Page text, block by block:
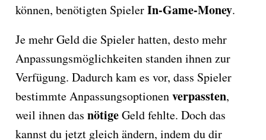
können, benötigten SpielerIn-Game-Money.
Je mehr Geld die Spieler hatten, desto mehr
Anpassungsmöglichkeiten standen ihnen zur
Verfügung. Dadurch kam es vor, dass Spieler
bestimmte Anpassungsoptionenverpassten,
weil ihnen das nötigeGeld fehlte. Doch das
kannst du jetzt gleich ändern, indem du dir